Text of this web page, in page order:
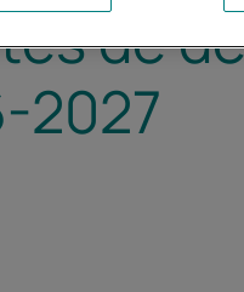
de
2027